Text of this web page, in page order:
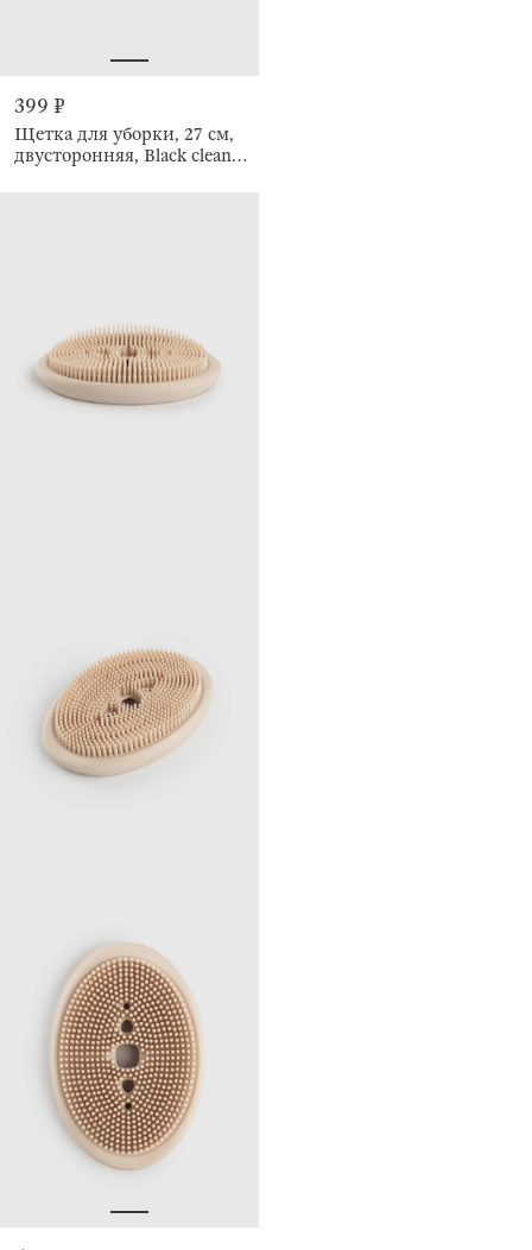
399 ₽
Щетка для уборки, 27 см,
двусторонняя, Black clean